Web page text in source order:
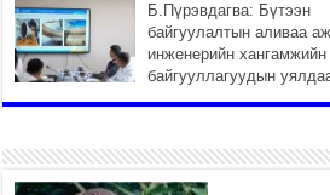
Б.Пүрэвдагва: Бүтээн
байгуулалтын аливаа
инженерийн хангамжийн
байгууллагуудын
холбоогүйгээс саатах ёсгүй
“Сэлбэ 20 минутын хот” төслийн анхны 12
давхар барилгын үндсэн карказ,